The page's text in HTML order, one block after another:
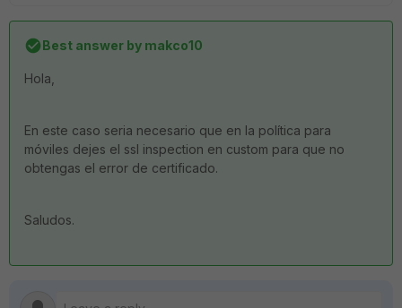
Best answer by makco10
Hola,
En este caso seria necesario que en la política para
móviles dejes el ssl inspection en custom para que no
obtengas el error de certificado.
Saludos.